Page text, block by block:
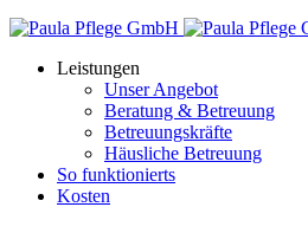
Leistungen
Unser Angebot
Beratung & Betreuung
Betreuungskräfte
Häusliche Betreuung
So funktionierts
Kosten